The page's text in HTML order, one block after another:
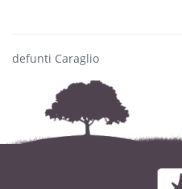
defunti Caraglio